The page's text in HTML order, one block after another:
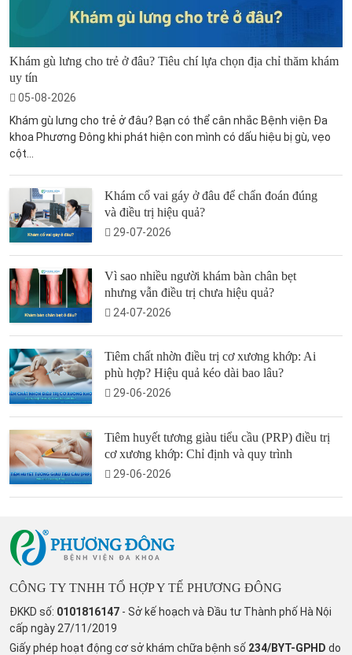
Khám gù lưng cho trẻ ở đâu? Tiêu chí lựa chọn địa chỉ thăm khám
uy tín
05-08-2026
Khám gù lưng cho trẻ ở đâu? Bạn có thể cân nhắc Bệnh viện Đa
khoa Phương Đông khi phát hiện con mình có dấu hiệu bị gù, vẹo
cột...
Khám cổ vai gáy ở đâu để chẩn đoán đúng
và điều trị hiệu quả?
29-07-2026
Vì sao nhiều người khám bàn chân bẹt
nhưng vẫn điều trị chưa hiệu quả?
24-07-2026
Tiêm chất nhờn điều trị cơ xương khớp: Ai
phù hợp? Hiệu quả kéo dài bao lâu?
29-06-2026
Tiêm huyết tương giàu tiểu cầu (PRP) điều trị
cơ xương khớp: Chỉ định và quy trình
29-06-2026
CÔNG TY TNHH TỔ HỢP Y TẾ PHƯƠNG ĐÔNG
ĐKKD số: 0101816147 - Sở kế hoạch và Đầu tư Thành phố Hà Nội
cấp ngày 27/11/2019
Giấy phép hoạt động cơ sở khám chữa bệnh số 234/BYT-GPHD do